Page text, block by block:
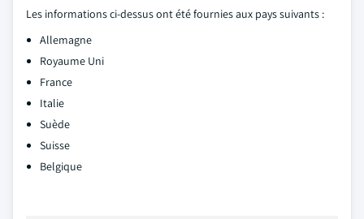
Les informations ci-dessus ont été fournies aux pays suivants :
Allemagne
Royaume Uni
France
Italie
Suède
Suisse
Belgique